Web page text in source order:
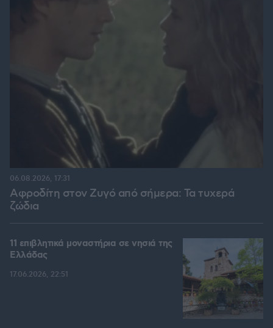
Αφροδίτη στον Ζυγό από σήμερα: Τα τυχερά
ζώδια
06.08.2026, 17:31
11 επιβλητικά μοναστήρια σε νησιά της
Ελλάδας
17.06.2026, 22:51